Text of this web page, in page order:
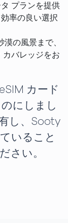
プランを提供
率の良い選択
の風景まで、
カバレッジをお
カード
にしまし
し、Sooty
いること
さい。